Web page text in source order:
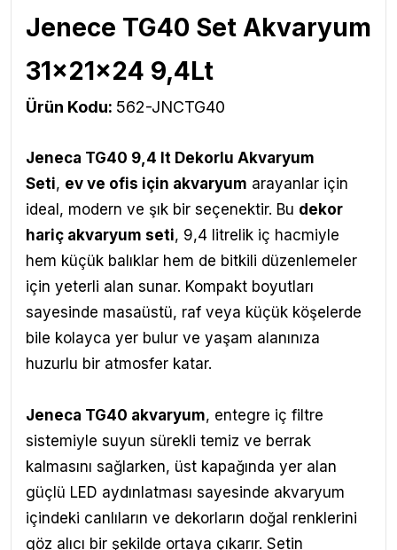
Jenece TG40 Set Akvaryum
31x21x24 9,4Lt
Ürün Kodu: 562-JNCTG40
Jeneca TG40 9,4 lt Dekorlu Akvaryum
Seti, ev ve ofis için akvaryum arayanlar için
ideal, modern ve şık bir seçenektir. Bu dekor
hariç akvaryum seti, 9,4 litrelik iç hacmiyle
hem küçük balıklar hem de bitkili düzenlemeler
için yeterli alan sunar. Kompakt boyutları
sayesinde masaüstü, raf veya küçük köşelerde
bile kolayca yer bulur ve yaşam alanınıza
huzurlu bir atmosfer katar.
Jeneca TG40 akvaryum, entegre iç filtre
sistemiyle suyun sürekli temiz ve berrak
kalmasını sağlarken, üst kapağında yer alan
güçlü LED aydınlatması sayesinde akvaryum
içindeki canlıların ve dekorların doğal renklerini
göz alıcı bir şekilde ortaya çıkarır. Setin